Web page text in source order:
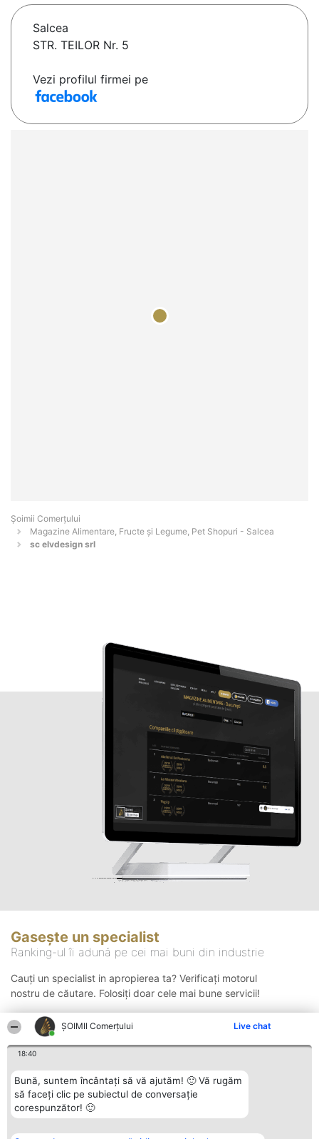
ȘOIMII Comerțului Live chat
18:40
Bună, suntem încântați să vă ajutăm! 🙂 Vă rugăm
să faceți clic pe subiectul de conversație
corespunzător! 🙂
Salcea
STR. TEILOR Nr. 5
Vezi profilul firmei pe
Șoimii Comerțului
Magazine Alimentare, Fructe și Legume, Pet Shopuri - Salcea
sc elvdesign srl
Gasește un specialist
Ranking-ul îi adună pe cei mai buni din industrie
Cauți un specialist in apropierea ta? Verificați motorul
nostru de căutare. Folosiți doar cele mai bune servicii!